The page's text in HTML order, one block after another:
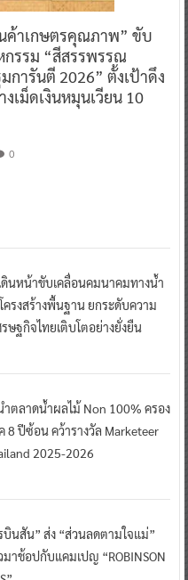
ค้าเกษตรคุณภาพ” ขับ
กรรม “สีสรรพรรณ
การันตี 2026” ตั้งเป้าดึง
เม็ดเงินหมุนเวียน 10
0
ดินหน้าขับเคลื่อนคมนาคมทางน้ำ
รงสร้างพื้นฐาน ยกระดับความ
ษฐกิจไทยเติบโตอย่างยั่งยืน
ำตลาดน้ำผลไม้ Non 100% ครอง
8 ปีซ้อน คว้ารางวัล Marketeer
2025-2026
บินสัน” ส่ง “ส่วนลดตามใจแม่”
าช้อปกับแคมเปญ “ROBINSON